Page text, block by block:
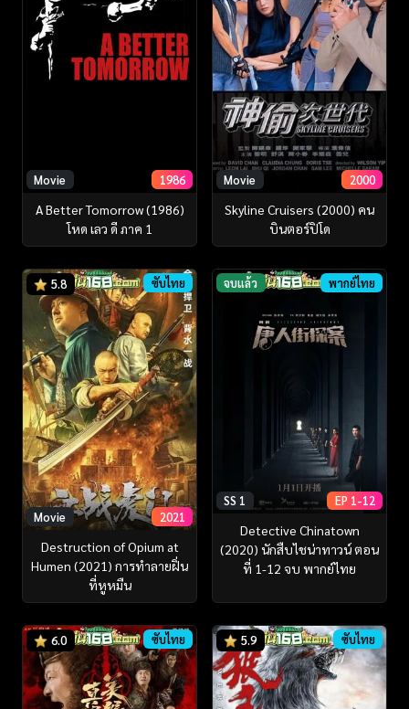
Movie 1986
A Better Tomorrow (1986)
โหด เลว ดี ภาค 1
Movie 2000
Skyline Cruisers (2000) คน
บินตอร์ปิโด
5.8 ซับไทย
Movie 2021
Destruction of Opium at
Humen (2021) การทำลายฝิ่น
ที่หูหมืน
จบแล้ว พากย์ไทย
SS 1 EP 1-12
Detective Chinatown
(2020) นักสืบไชน่าทาวน์ ตอน
ที่ 1-12 จบ พากย์ไทย
6.0 ซับไทย 5.9 ซับไทย